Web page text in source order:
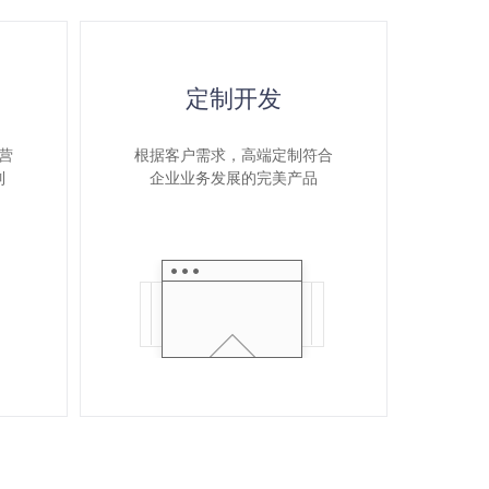
定制开发
根据客户需求，高端定制符合
企业业务发展的完美产品